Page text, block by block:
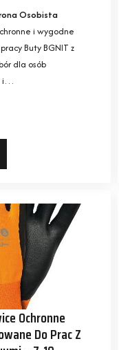
Osobista
i wygodne
Buty BGNIT z
dla osób
i…
Ochronne
Do Prac Z